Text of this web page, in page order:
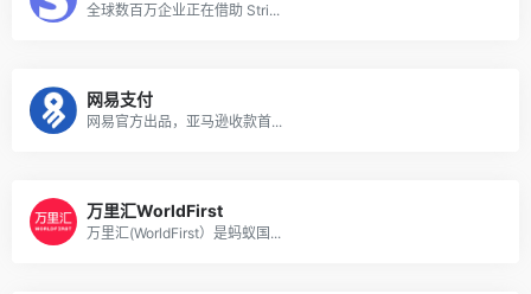
全球数百万企业正在借助 Stri...
网易支付
网易官方出品，亚马逊收款首...
万里汇WorldFirst
万里汇(WorldFirst）是蚂蚁国...